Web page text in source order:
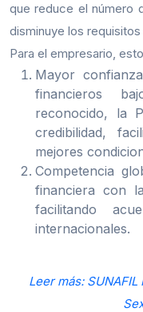
que reduce el número
disminuye los
Para el empresario,
Mayor
financieros
reconocido, la
credibilidad,
mejores
Competencia
financiera con
facilitando
internacionales.
Leer más: